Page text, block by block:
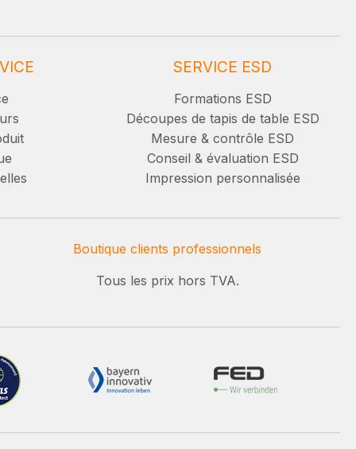
SERVICE ESD
Formations ESD
Découpes de tapis de table ESD
Mesure & contrôle ESD
Conseil & évaluation ESD
Impression personnalisée
Boutique clients professionnels
Tous les prix hors TVA.